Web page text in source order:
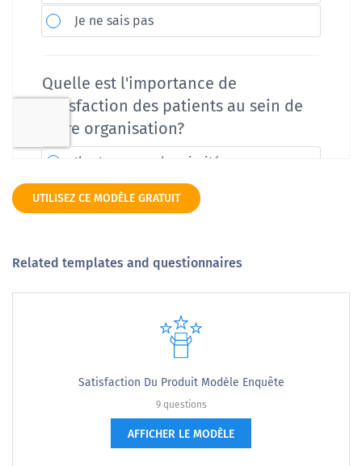
UTILISEZ CE MODÈLE GRATUIT
Related templates and questionnaires
Satisfaction Du Produit Modèle Enquête
9 questions
AFFICHER LE MODÈLE